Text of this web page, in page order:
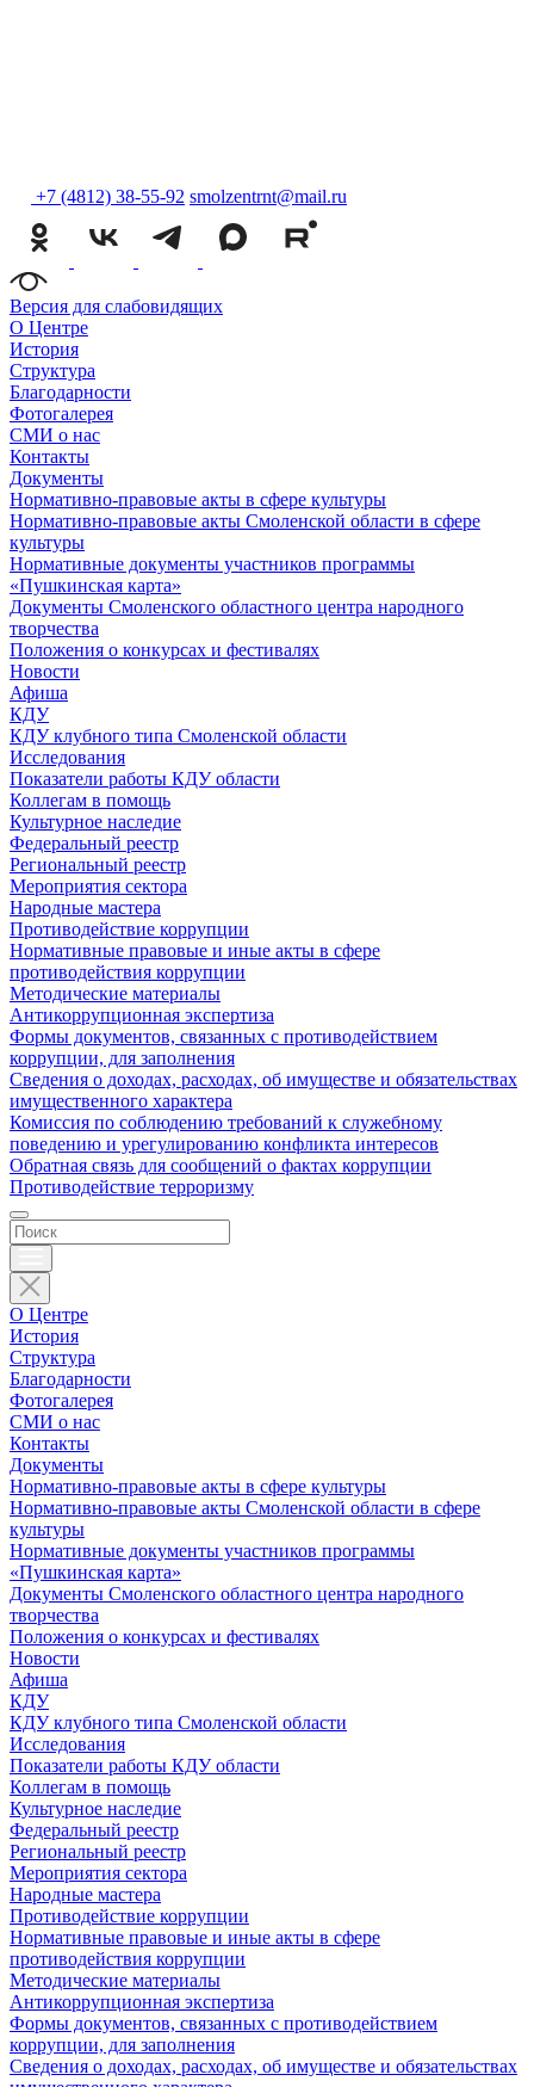
+7 (4812) 38-55-92 smolzentrnt@mail.ru
Версия для слабовидящих
О Центре
История
Структура
Благодарности
Фотогалерея
СМИ о нас
Контакты
Документы
Нормативно-правовые акты в сфере культуры
Нормативно-правовые акты Смоленской области в сфере
культуры
Нормативные документы участников программы
«Пушкинская карта»
Документы Смоленского областного центра народного
творчества
Положения о конкурсах и фестивалях
Новости
Афиша
КДУ
КДУ клубного типа Смоленской области
Исследования
Показатели работы КДУ области
Коллегам в помощь
Культурное наследие
Федеральный реестр
Региональный реестр
Мероприятия сектора
Народные мастера
Противодействие коррупции
Нормативные правовые и иные акты в сфере
противодействия коррупции
Методические материалы
Антикоррупционная экспертиза
Формы документов, связанных с противодействием
коррупции, для заполнения
Сведения о доходах, расходах, об имуществе и обязательствах
имущественного характера
Комиссия по соблюдению требований к служебному
поведению и урегулированию конфликта интересов
Обратная связь для сообщений о фактах коррупции
Противодействие терроризму
О Центре
История
Структура
Благодарности
Фотогалерея
СМИ о нас
Контакты
Документы
Нормативно-правовые акты в сфере культуры
Нормативно-правовые акты Смоленской области в сфере
культуры
Нормативные документы участников программы
«Пушкинская карта»
Документы Смоленского областного центра народного
творчества
Положения о конкурсах и фестивалях
Новости
Афиша
КДУ
КДУ клубного типа Смоленской области
Исследования
Показатели работы КДУ области
Коллегам в помощь
Культурное наследие
Федеральный реестр
Региональный реестр
Мероприятия сектора
Народные мастера
Противодействие коррупции
Нормативные правовые и иные акты в сфере
противодействия коррупции
Методические материалы
Антикоррупционная экспертиза
Формы документов, связанных с противодействием
коррупции, для заполнения
Сведения о доходах, расходах, об имуществе и обязательствах